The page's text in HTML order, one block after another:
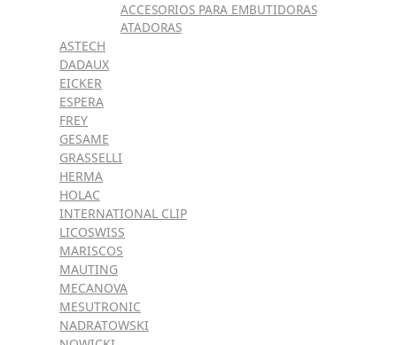
ACCESORIOS PARA EMBUTIDORAS
ATADORAS
ASTECH
DADAUX
EICKER
ESPERA
FREY
GESAME
GRASSELLI
HERMA
HOLAC
INTERNATIONAL CLIP
LICOSWISS
MARISCOS
MAUTING
MECANOVA
MESUTRONIC
NADRATOWSKI